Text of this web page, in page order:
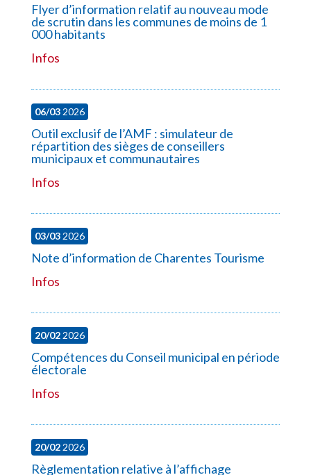
Flyer d’information relatif au nouveau mode
de scrutin dans les communes de moins de 1
000 habitants
Infos
06/032026
Outil exclusif de l’AMF : simulateur de
répartition des sièges de conseillers
municipaux et communautaires
Infos
03/032026
Note d’information de Charentes Tourisme
Infos
20/022026
Compétences du Conseil municipal en période
électorale
Infos
20/022026
Règlementation relative à l’affichage